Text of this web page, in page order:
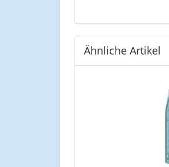
Ähnliche Artikel